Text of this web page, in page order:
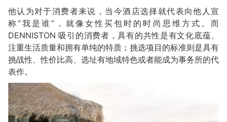
他认为对于消费者来说，当今酒店选择就代表向他人宣
称“我是谁”，就像女性买包时的时尚思维方式。而
DENNISTON 吸引的消费者，具有的共性是有文化底蕴、
注重生活质量和拥有单纯的特质；挑选项目的标准则是具有
挑战性、性价比高、选址有地域特色或者能成为事务所的代
表作。